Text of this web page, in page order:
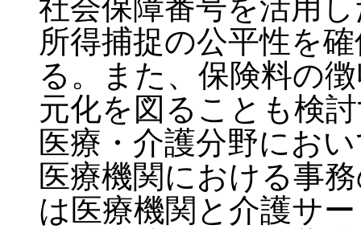
社会保障番号を活用
所得捕捉の公平性を
る。また、保険料の
元化を図ることも検
医療・介護分野にお
医療機関における事
は医療機関と介護サ